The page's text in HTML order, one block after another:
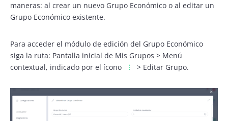
maneras: al crear un nuevo Grupo Económico o al editar un
Grupo Económico existente.
Para acceder el módulo de edición del Grupo Económico
siga la ruta: Pantalla inicial de Mis Grupos > Menú
contextual, indicado por el ícono
> Editar Grupo.